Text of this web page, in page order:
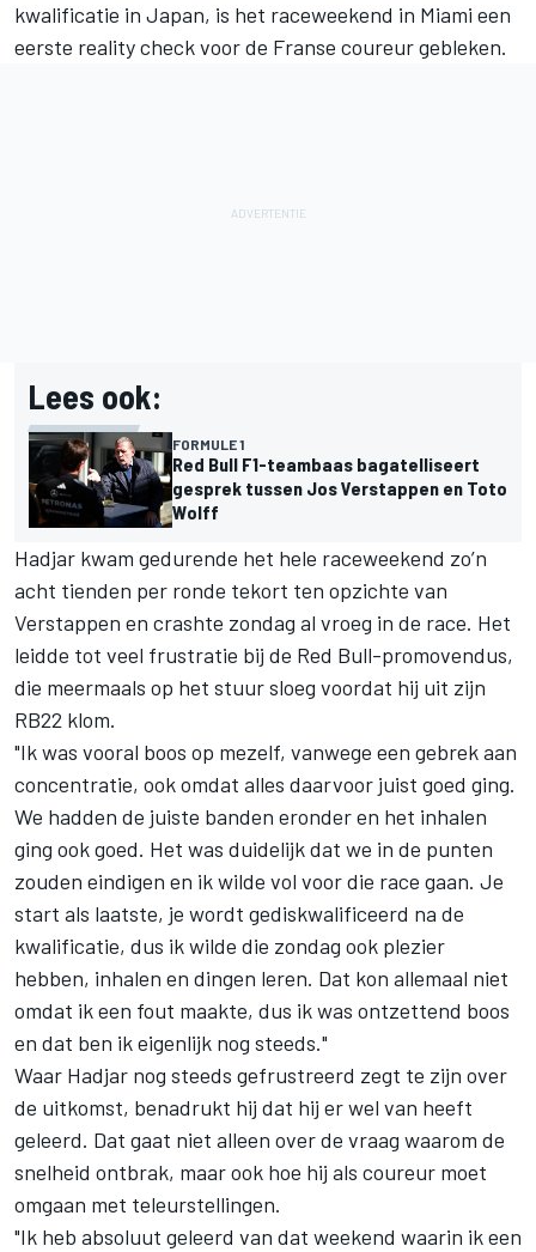
kwalificatie in Japan, is het raceweekend in Miami een
eerste reality check voor de Franse coureur gebleken.
Lees ook:
FORMULE 1
Red Bull F1-teambaas bagatelliseert
gesprek tussen Jos Verstappen en Toto
Wolff
Hadjar kwam gedurende het hele raceweekend zo’n
acht tienden per ronde tekort ten opzichte van
Verstappen en crashte zondag al vroeg in de race. Het
leidde tot veel frustratie bij de Red Bull-promovendus,
die meermaals op het stuur sloeg voordat hij uit zijn
RB22 klom.
"Ik was vooral boos op mezelf, vanwege een gebrek aan
concentratie, ook omdat alles daarvoor juist goed ging.
We hadden de juiste banden eronder en het inhalen
ging ook goed. Het was duidelijk dat we in de punten
zouden eindigen en ik wilde vol voor die race gaan. Je
start als laatste, je wordt gediskwalificeerd na de
kwalificatie, dus ik wilde die zondag ook plezier
hebben, inhalen en dingen leren. Dat kon allemaal niet
omdat ik een fout maakte, dus ik was ontzettend boos
en dat ben ik eigenlijk nog steeds."
Waar Hadjar nog steeds gefrustreerd zegt te zijn over
de uitkomst, benadrukt hij dat hij er wel van heeft
geleerd. Dat gaat niet alleen over de vraag waarom de
snelheid ontbrak, maar ook hoe hij als coureur moet
omgaan met teleurstellingen.
"Ik heb absoluut geleerd van dat weekend waarin ik een